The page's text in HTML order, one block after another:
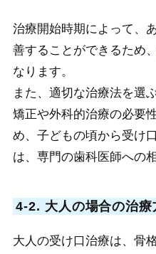
治療開始時期によって、
善することができるため、
なります。
また、適切な治療法を選
矯正や外科的治療の必要
め、子どもの頃から受け
は、専門の歯科医師への
4-2. 大人の場合の治療
大人の受け口治療は、骨